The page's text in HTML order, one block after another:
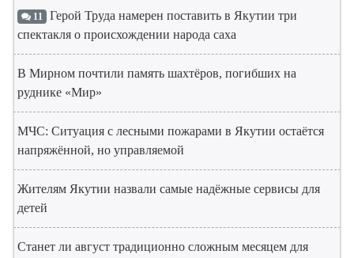
11 Герой Труда намерен поставить в Якутии три
спектакля о происхождении народа саха
В Мирном почтили память шахтёров, погибших на
руднике «Мир»
МЧС: Ситуация с лесными пожарами в Якутии остаётся
напряжённой, но управляемой
Жителям Якутии назвали самые надёжные сервисы для
детей
Станет ли август традиционно сложным месяцем для